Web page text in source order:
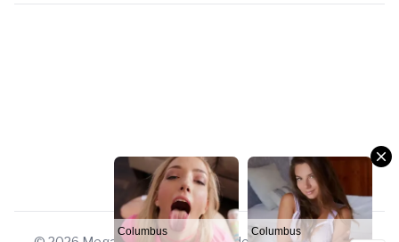
DATING DATING